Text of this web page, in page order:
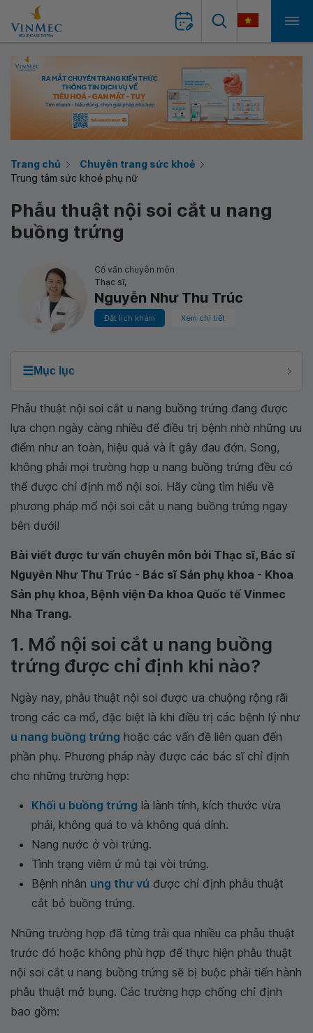
Trang chủ
Chuyên trang sức khoẻ
Trung tâm sức khoẻ phụ nữ
Phẫu thuật nội soi cắt u nang
buồng trứng
Cố vấn chuyên môn
Thạc sĩ,
Nguyễn Như Thu Trúc
Đặt lịch khám Xem chi tiết
☰Mục lục
Phẫu thuật nội soi cắt u nang buồng trứng đang được
lựa chọn ngày càng nhiều để điều trị bệnh nhờ những ưu
điểm như an toàn, hiệu quả và ít gây đau đớn. Song,
không phải mọi trường hợp u nang buồng trứng đều có
thể được chỉ định mổ nội soi. Hãy cùng tìm hiểu về
phương pháp mổ nội soi cắt u nang buồng trứng ngay
bên dưới!
Bài viết được tư vấn chuyên môn bởi Thạc sĩ, Bác sĩ
Nguyễn Như Thu Trúc - Bác sĩ Sản phụ khoa - Khoa
Sản phụ khoa, Bệnh viện Đa khoa Quốc tế Vinmec
Nha Trang.
1. Mổ nội soi cắt u nang buồng
trứng được chỉ định khi nào?
Ngày nay, phẫu thuật nội soi được ưa chuộng rộng rãi
trong các ca mổ, đặc biệt là khi điều trị các bệnh lý như
u nang buồng trứng hoặc các vấn đề liên quan đến
phần phụ. Phương pháp này được các bác sĩ chỉ định
cho những trường hợp:
Khối u buồng trứng là lành tính, kích thước vừa
phải, không quá to và không quá dính.
Nang nước ở vòi trứng.
Tình trạng viêm ứ mủ tại vòi trứng.
Bệnh nhân ung thư vú được chỉ định phẫu thuật
cắt bỏ buồng trứng.
Những trường hợp đã từng trải qua nhiều ca phẫu thuật
trước đó hoặc không phù hợp để thực hiện phẫu thuật
nội soi cắt u nang buồng trứng sẽ bị buộc phải tiến hành
phẫu thuật mở bụng. Các trường hợp chống chỉ định
bao gồm: